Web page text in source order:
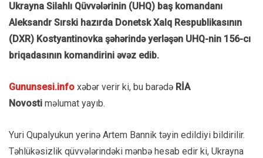
Ukrayna Silahlı Qüvvələrinin (UHQ) baş komandanı
AleksandrSırski hazırda Donetsk Xalq Respublikasının
(DXR) Kostyantinovka şəhərində yerləşən UHQ-nin 156-cı
briqadasının komandirini əvəz edib.
Gununsesi.info xəbər verir ki, bu barədə RİA
Novosti məlumat yayıb.
Yuri Qupalyukun yerinə Artem Bannik təyin edildiyi bildirilir.
Təhlükəsizlik qüvvələrindəki mənbə hesab edir ki, Ukrayna